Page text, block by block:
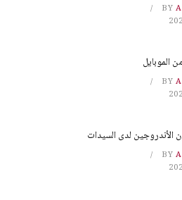
BY
الموبايل
BY
الأندروجين لدى السيدات
BY